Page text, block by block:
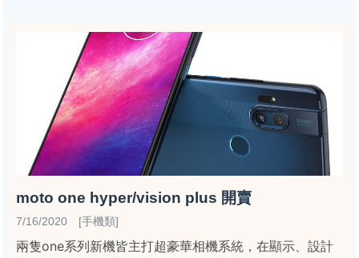
moto one hyper/vision plus 開賣
7/16/2020 [手機類]
兩隻one系列新機皆主打超豪華相機系統，在顯示、設計